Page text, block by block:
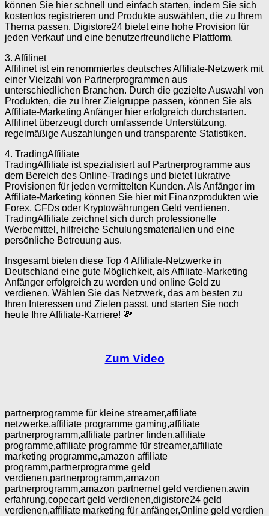
können Sie hier schnell und einfach starten, indem Sie sich
kostenlos registrieren und Produkte auswählen, die zu Ihrem
Thema passen. Digistore24 bietet eine hohe Provision für
jeden Verkauf und eine benutzerfreundliche Plattform.
3. Affilinet
Affilinet ist ein renommiertes deutsches Affiliate-Netzwerk mit
einer Vielzahl von Partnerprogrammen aus
unterschiedlichen Branchen. Durch die gezielte Auswahl von
Produkten, die zu Ihrer Zielgruppe passen, können Sie als
Affiliate-Marketing Anfänger hier erfolgreich durchstarten.
Affilinet überzeugt durch umfassende Unterstützung,
regelmäßige Auszahlungen und transparente Statistiken.
4. TradingAffiliate
TradingAffiliate ist spezialisiert auf Partnerprogramme aus
dem Bereich des Online-Tradings und bietet lukrative
Provisionen für jeden vermittelten Kunden. Als Anfänger im
Affiliate-Marketing können Sie hier mit Finanzprodukten wie
Forex, CFDs oder Kryptowährungen Geld verdienen.
TradingAffiliate zeichnet sich durch professionelle
Werbemittel, hilfreiche Schulungsmaterialien und eine
persönliche Betreuung aus.
Insgesamt bieten diese Top 4 Affiliate-Netzwerke in
Deutschland eine gute Möglichkeit, als Affiliate-Marketing
Anfänger erfolgreich zu werden und online Geld zu
verdienen. Wählen Sie das Netzwerk, das am besten zu
Ihren Interessen und Zielen passt, und starten Sie noch
heute Ihre Affiliate-Karriere! 💸
Zum Video
partnerprogramme für kleine streamer,affiliate
netzwerke,affiliate programme gaming,affiliate
partnerprogramm,affiliate partner finden,affiliate
programme,affiliate programme für streamer,affiliate
marketing programme,amazon affiliate
programm,partnerprogramme geld
verdienen,partnerprogramm,amazon
partnerprogramm,amazon partnernet geld verdienen,awin
erfahrung,copecart geld verdienen,digistore24 geld
verdienen,affiliate marketing für anfänger,Online geld verdien